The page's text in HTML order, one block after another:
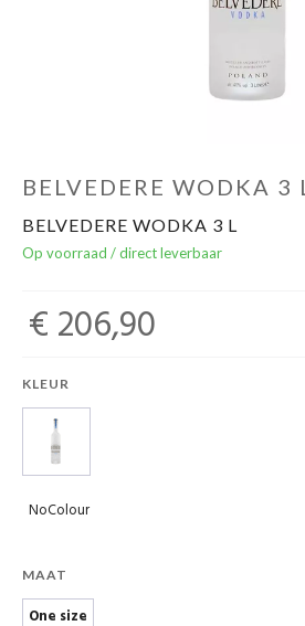
Geels Witteke De Maan's Jenever
BELVEDERE WODKA 3 L
BELVEDERE WODKA 3 L
Op voorraad / direct leverbaar
€ 206,90
KLEUR
NoColour
MAAT
One size